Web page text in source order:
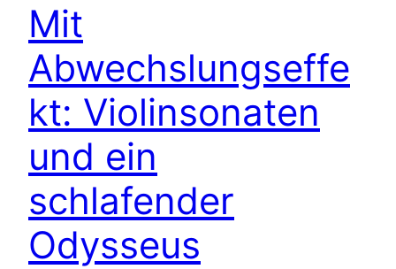
Mit
Abwechslungseffe
kt: Violinsonaten
und ein
schlafender
Odysseus